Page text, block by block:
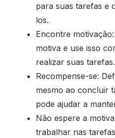
para suas tarefas e
los.
Encontre
motiva e use isso
realizar suas tarefas.
Recompense-se:
mesmo ao concluir
pode ajudar a
Não espere a
trabalhar nas